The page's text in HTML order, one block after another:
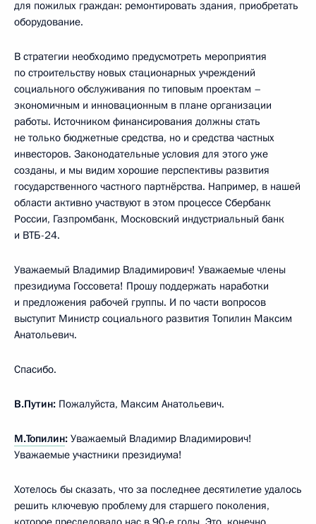
для пожилых граждан: ремонтировать здания, приобретать
оборудование.
В стратегии необходимо предусмотреть мероприятия
по строительству новых стационарных учреждений
социального обслуживания по типовым проектам –
экономичным и инновационным в плане организации
работы. Источником финансирования должны стать
не только бюджетные средства, но и средства частных
инвесторов. Законодательные условия для этого уже
созданы, и мы видим хорошие перспективы развития
государственного частного партнёрства. Например, в нашей
области активно участвуют в этом процессе Сбербанк
России, Газпромбанк, Московский индустриальный банк
и ВТБ-24.
Уважаемый Владимир Владимирович! Уважаемые члены
президиума Госсовета! Прошу поддержать наработки
и предложения рабочей группы. И по части вопросов
выступит Министр социального развития Топилин Максим
Анатольевич.
Спасибо.
В.Путин: Пожалуйста, Максим Анатольевич.
М.Топилин: Уважаемый Владимир Владимирович!
Уважаемые участники президиума!
Хотелось бы сказать, что за последнее десятилетие удалось
решить ключевую проблему для старшего поколения,